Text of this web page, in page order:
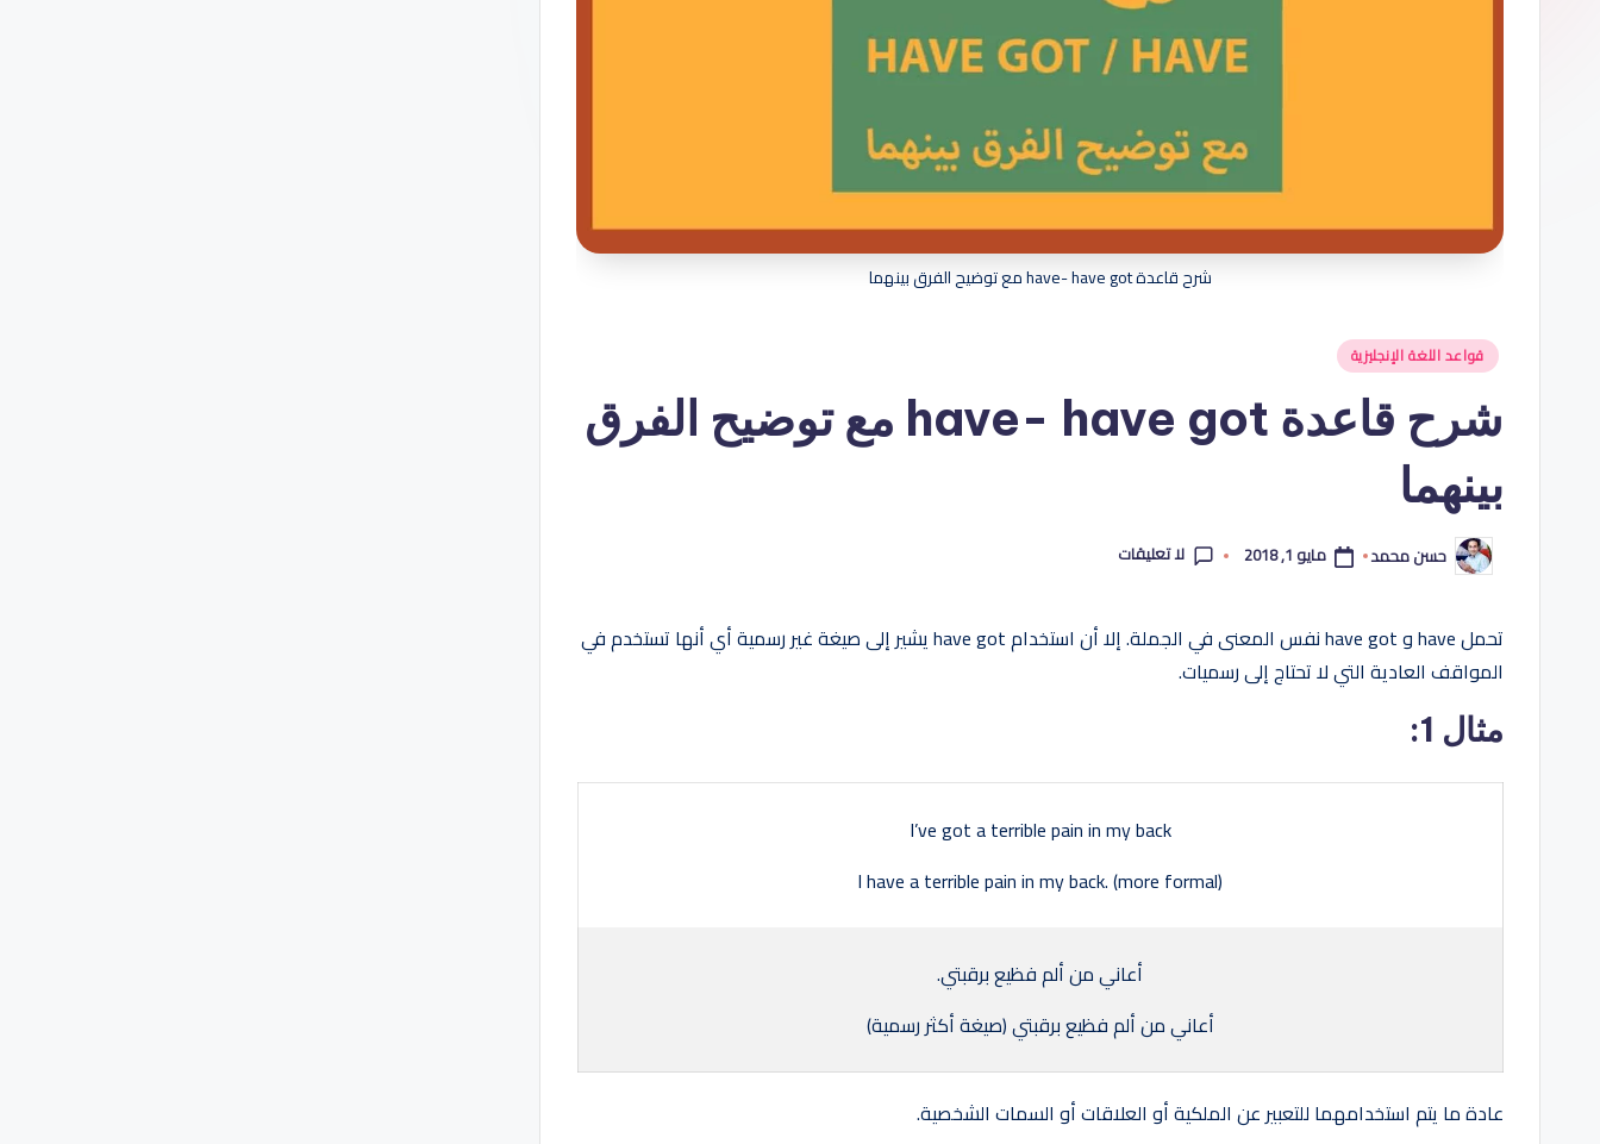
شرح قاعدة have- have got مع توضيح الفرق بينهما
نُشر
في
قواعد اللغة الإنجليزية
شرح قاعدة have- have got مع توضيح الفرق
بينهما
تمّ
النشر
حسن محمد مايو 1, 2018 لا تعليقات
تحمل have و have got نفس المعنى في الجملة. إلا أن استخدام have got يشير إلى صيغة غير رسمية أي أنها تستخدم في
المواقف العادية التي لا تحتاج إلى رسميات.
مثال 1:
I’ve got a terrible pain in my back
I have a terrible pain in my back. (more formal)
أعاني من ألم فظيع برقبتي.
أعاني من ألم فظيع برقبتي (صيغة أكثر رسمية)
عادة ما يتم استخدامهما للتعبير عن الملكية أو العلاقات أو السمات الشخصية.